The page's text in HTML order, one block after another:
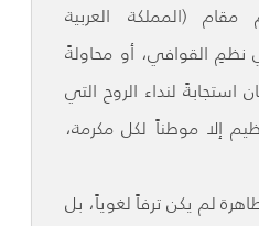
(المملكة العربية
القوافي، أو محاولةً
لنداء الروح التي
إلا موطناً لكل مكرمة،
لم يكن ترفاً لغوياً، بل